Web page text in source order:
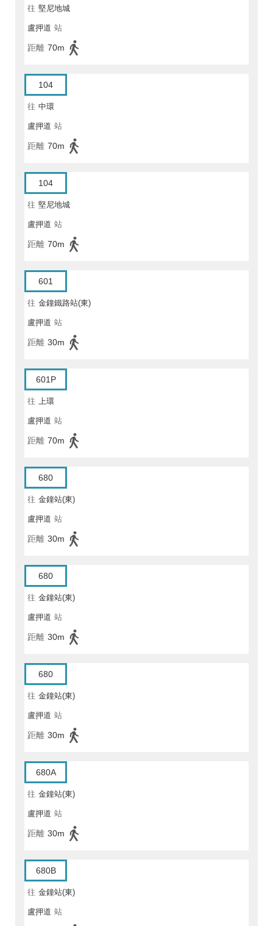
往 堅尼地城
盧押道 站
距離 70m
104
往 中環
盧押道 站
距離 70m
104
往 堅尼地城
盧押道 站
距離 70m
601
往 金鐘鐵路站(東)
盧押道 站
距離 30m
601P
往 上環
盧押道 站
距離 70m
680
往 金鐘站(東)
盧押道 站
距離 30m
680
往 金鐘站(東)
盧押道 站
距離 30m
680
往 金鐘站(東)
盧押道 站
距離 30m
680A
往 金鐘站(東)
盧押道 站
距離 30m
680B
往 金鐘站(東)
盧押道 站